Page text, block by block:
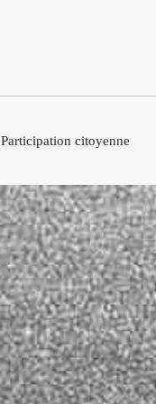
Participation citoyenne